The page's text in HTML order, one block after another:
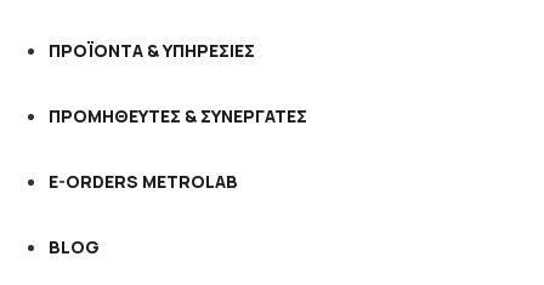
ΠΡΟΪΟΝΤΑ & ΥΠΗΡΕΣΙΕΣ
ΠΡΟΜΗΘΕΥΤΕΣ & ΣΥΝΕΡΓΑΤΕΣ
E-ORDERS METROLAB
BLOG